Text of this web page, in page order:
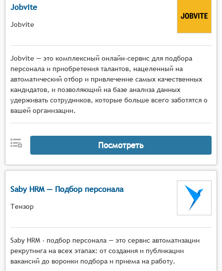
Jobvite
Jobvite
Jobvite — это комплексный онлайн-сервис для подбора
персонала и приобретения талантов, нацеленный на
автоматический отбор и привлечение самых качественных
кандидатов, и позволяющий на базе анализа данных
удерживать сотрудников, которые больше всего заботятся о
вашей организации.
Посмотреть
Saby HRM — Подбор персонала
Тензор
Saby HRM - подбор персонала — это сервис автоматизации
рекрутинга на всех этапах: от создания и публикации
вакансий до воронки подбора и приема на работу.